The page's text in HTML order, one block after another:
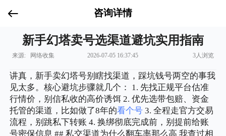
咨询详情
新手幻塔卖号选渠道避坑实用指南
来源: 网络收集 2026-07-05 16:37:45 3人浏览
讲真，新手卖幻塔号别瞎找渠道，踩坑钱号两空的事我
见太多。核心避坑步骤就几个： 1. 先找正规平台估准
行情价，别信私收的高价诱饵 2. 优先选带包赔、资金
托管的渠道，比如做了8年的看个号 3. 全程走官方交易
流程，别跳私下转账 4. 换绑彻底完成前，别提前给账
号密保信息 ## 私交渠道为什么翻车率那么高 我查过相